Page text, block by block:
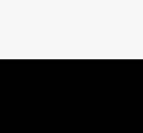
Progetti